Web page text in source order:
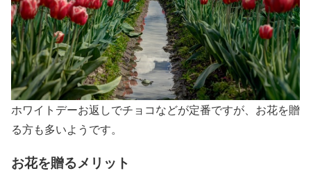
ホワイトデーお返しでチョコなどが定番ですが、お花を贈
る方も多いようです。
お花を贈るメリット